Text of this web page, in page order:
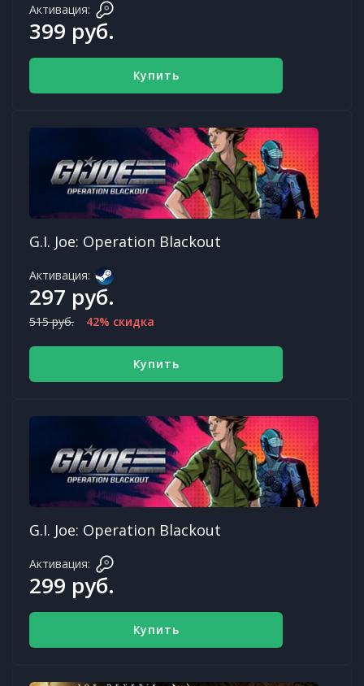
Активация:
399 руб.
Купить
G.I. Joe: Operation Blackout
Активация:
297 руб.
515 руб. 42% скидка
Купить
G.I. Joe: Operation Blackout
Активация:
299 руб.
Купить